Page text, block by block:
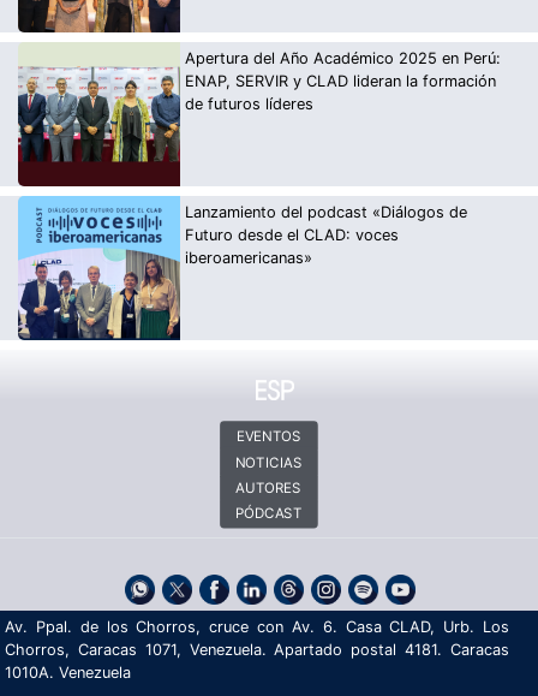
Apertura del Año Académico 2025 en Perú:
ENAP, SERVIR y CLAD lideran la formación
de futuros líderes
Lanzamiento del podcast «Diálogos de
Futuro desde el CLAD: voces
iberoamericanas»
EVENTOS
NOTICIAS
AUTORES
PÓDCAST
Av. Ppal. de los Chorros, cruce con Av. 6. Casa CLAD, Urb. Los
Chorros, Caracas 1071, Venezuela. Apartado postal 4181. Caracas
1010A. Venezuela